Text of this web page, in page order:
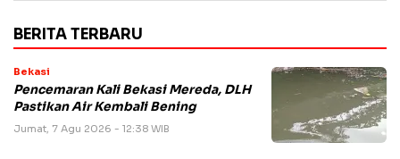
BERITA TERBARU
Bekasi
Pencemaran Kali Bekasi Mereda, DLH
Pastikan Air Kembali Bening
Jumat, 7 Agu 2026 - 12:38 WIB